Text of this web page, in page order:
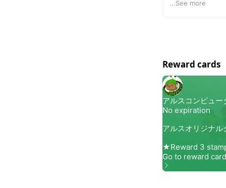
...See more
Reward cards